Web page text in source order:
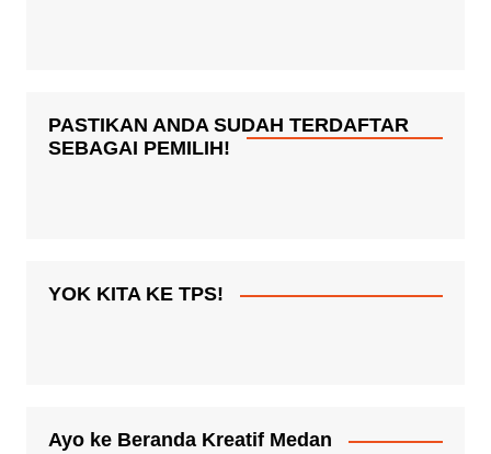
PASTIKAN ANDA SUDAH TERDAFTAR
SEBAGAI PEMILIH!
YOK KITA KE TPS!
Ayo ke Beranda Kreatif Medan